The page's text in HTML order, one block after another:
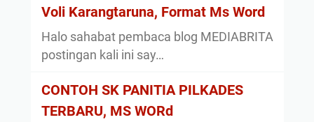
Voli Karangtaruna, Format Ms Word
Halo sahabat pembaca blog MEDIABRITA
postingan kali ini say…
CONTOH SK PANITIA PILKADES
TERBARU, MS WORd